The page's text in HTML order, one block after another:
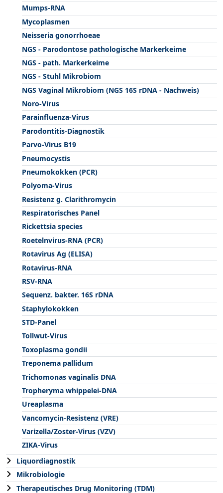
Mumps-RNA
Mycoplasmen
Neisseria gonorrhoeae
NGS - Parodontose pathologische Markerkeime
NGS - path. Markerkeime
NGS - Stuhl Mikrobiom
NGS Vaginal Mikrobiom (NGS 16S rDNA - Nachweis)
Noro-Virus
Parainfluenza-Virus
Parodontitis-Diagnostik
Parvo-Virus B19
Pneumocystis
Pneumokokken (PCR)
Polyoma-Virus
Resistenz g. Clarithromycin
Respiratorisches Panel
Rickettsia species
Roetelnvirus-RNA (PCR)
Rotavirus Ag (ELISA)
Rotavirus-RNA
RSV-RNA
Sequenz. bakter. 16S rDNA
Staphylokokken
STD-Panel
Tollwut-Virus
Toxoplasma gondii
Treponema pallidum
Trichomonas vaginalis DNA
Tropheryma whippelei-DNA
Ureaplasma
Vancomycin-Resistenz (VRE)
Varizella/Zoster-Virus (VZV)
ZIKA-Virus
Liquordiagnostik
Mikrobiologie
Therapeutisches Drug Monitoring (TDM)